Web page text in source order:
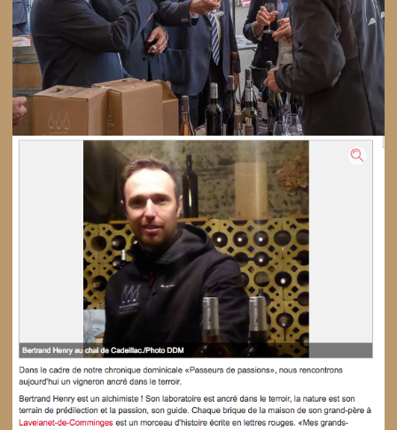
17 septembre 2017
Visiteurs remarqués sur
notre stand à
Montesquieu-Volvestre